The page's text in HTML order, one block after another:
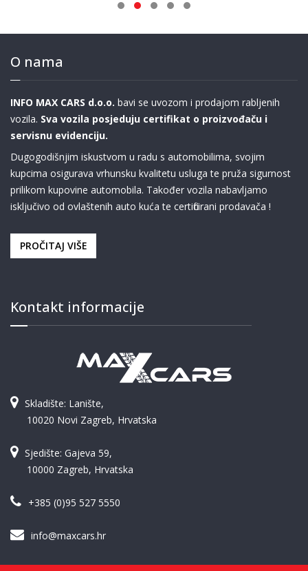
O nama
INFO MAX CARS d.o.o. bavi se uvozom i prodajom rabljenih
vozila. Sva vozila posjeduju certifikat o proizvođaču i
servisnu evidenciju.
Dugogodišnjim iskustvom u radu s automobilima, svojim
kupcima osigurava vrhunsku kvalitetu usluga te pruža sigurnost
prilikom kupovine automobila. Također vozila nabavljamo
isključivo od ovlaštenih auto kuća te certificirani prodavača !
PROČITAJ VIŠE
Kontakt informacije
Skladište: Lanište,
10020 Novi Zagreb, Hrvatska
Sjedište: Gajeva 59,
10000 Zagreb, Hrvatska
+385 (0)95 527 5550
info@maxcars.hr